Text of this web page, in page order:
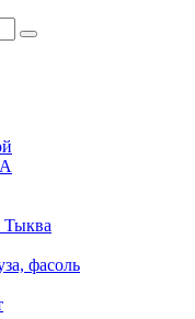
Тыква
фасоль